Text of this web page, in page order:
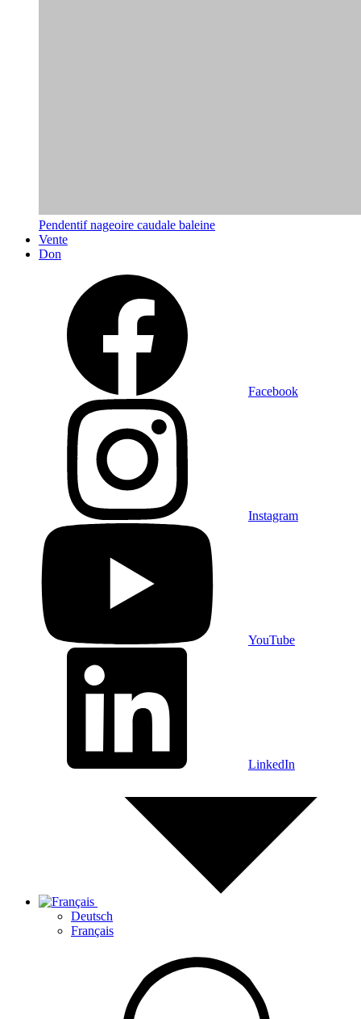
Pendentif nageoire caudale baleine
Vente
Don
Facebook
Instagram
YouTube
LinkedIn
Deutsch
Français